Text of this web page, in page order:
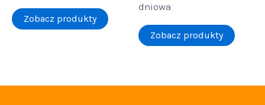
Zobacz produkty
dniowa
Zobacz produkty